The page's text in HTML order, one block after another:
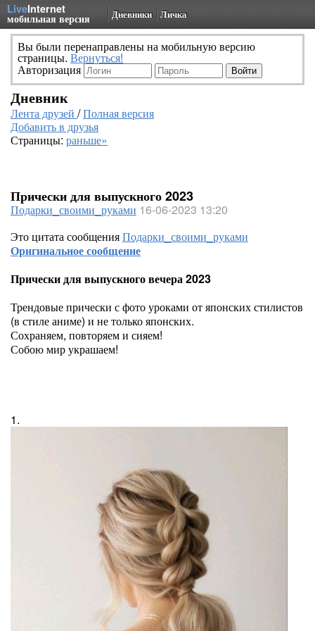
LiveInternet
мобильная версия Дневники Личка
Вы были перенаправлены на мобильную версию
страницы. Вернуться!
Авторизация
Дневник
Лента друзей /Полная версия
Добавить в друзья
Страницы: раньше»
Прически для выпускного 2023
Подарки_своими_руками 16-06-2023 13:20
Это цитата сообщенияПодарки_своими_руками
Оригинальное сообщение
Прически для выпускного вечера 2023
Трендовые прически с фото уроками от японских стилистов
(в стиле аниме) и не только японских.
Сохраняем, повторяем и сияем!
Собою мир украшаем!
1.